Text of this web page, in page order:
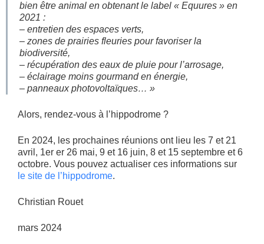
bien être animal en obtenant le label « Equures » en
2021 :
– entretien des espaces verts,
– zones de prairies fleuries pour favoriser la
biodiversité,
– récupération des eaux de pluie pour l’arrosage,
– éclairage moins gourmand en énergie,
– panneaux photovoltaïques… »
Alors, rendez-vous à l’hippodrome ?
En 2024, les prochaines réunions ont lieu les 7 et 21
avril, 1er er 26 mai, 9 et 16 juin, 8 et 15 septembre et 6
octobre. Vous pouvez actualiser ces informations sur
le site de l’hippodrome.
Christian Rouet
mars 2024